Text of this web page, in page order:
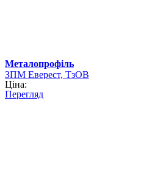
Металопрофіль
ЗПМ Еверест, ТзОВ
Ціна:
Перегляд